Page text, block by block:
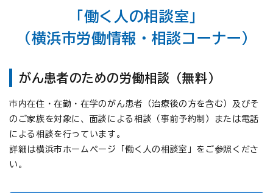
「働く人の相談室」
（横浜市労働情報・相談コーナー）
がん患者のための労働相談（無料）
市内在住・在勤・在学のがん患者（治療後の方を含む）及びそ
のご家族を対象に、面談による相談（事前予約制）または電話
による相談を行っています。
詳細は横浜市ホームページ「働く人の相談室」をご参照くださ
い。